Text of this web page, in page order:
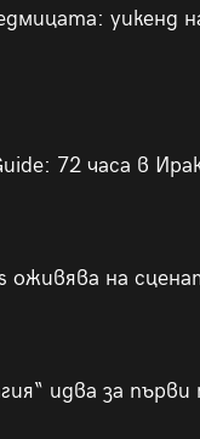
уикенд
72 часа в
оживява на
идва за